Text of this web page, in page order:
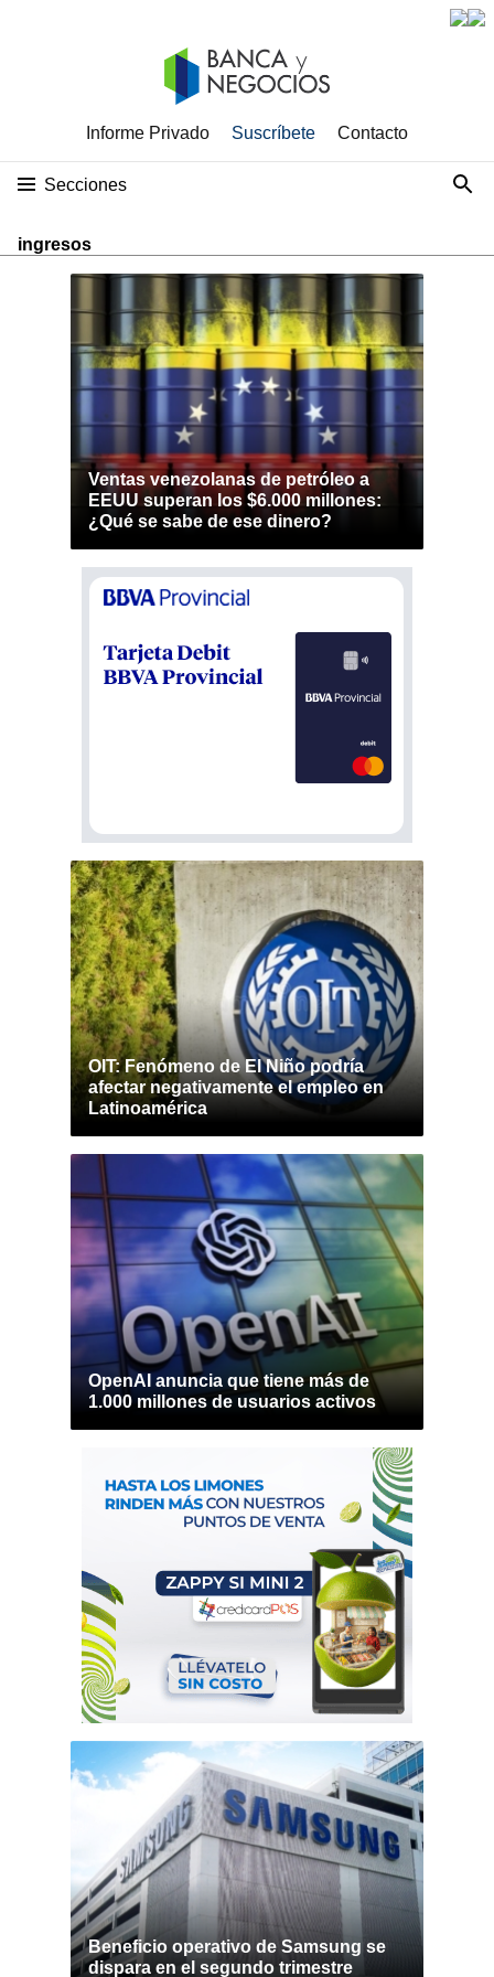
Informe Privado Suscríbete Contacto
Secciones
ingresos
Ventas venezolanas de petróleo a
EEUU superan los $6.000 millones:
¿Qué se sabe de ese dinero?
OIT: Fenómeno de El Niño podría
afectar negativamente el empleo en
Latinoamérica
OpenAI anuncia que tiene más de
1.000 millones de usuarios activos
Beneficio operativo de Samsung se
dispara en el segundo trimestre